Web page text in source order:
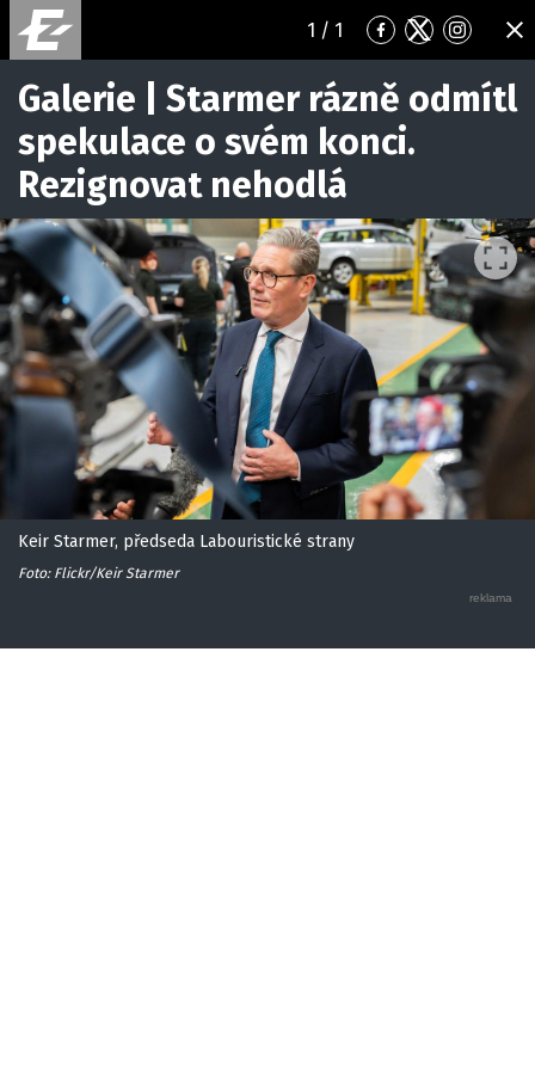
1 / 1
Přejít
na
Facebook
Přejít
na
Twitter
Přejít
na
Galerie | Starmer rázně odmítl
spekulace o svém konci.
Rezignovat nehodlá
Keir Starmer, předseda Labouristické strany
Foto: Flickr/Keir Starmer